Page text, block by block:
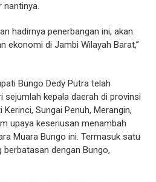
nantinya.
hadirnya penerbangan ini, akan
di Jambi Wilayah Barat,’’
Bungo Dedy Putra telah
sejumlah kepala daerah di provinsi
Sungai Penuh, Merangin,
upaya keseriusan menambah
Muara Bungo ini. Termasuk satu
dengan Bungo,